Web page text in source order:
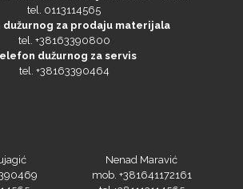
Microtec
tel. 0113114565
za prodaju materijala
tel. +38163390800
dužurnog za servis
tel. +38163390464
Nenad Maravić
mob. +381641172161